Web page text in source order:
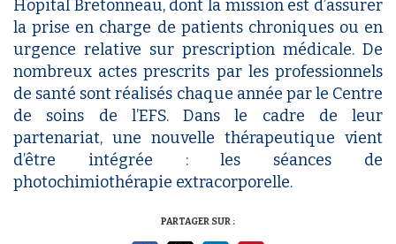
Hôpital Bretonneau, dont la mission est d’assurer
la prise en charge de patients chroniques ou en
urgence relative sur prescription médicale. De
nombreux actes prescrits par les professionnels
de santé sont réalisés chaque année par le Centre
de soins de l’EFS. Dans le cadre de leur
partenariat, une nouvelle thérapeutique vient
d’être intégrée : les séances de
photochimiothérapie extracorporelle.
PARTAGER SUR :